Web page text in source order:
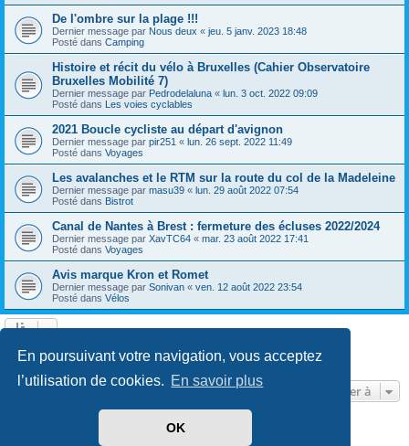
En poursuivant votre navigation, vous acceptez
l’utilisation de cookies. En savoir plus
OK
De l'ombre sur la plage !!!
Dernier message par Nous deux « jeu. 5 janv. 2023 18:48
Posté dans Camping
Histoire et récit du vélo à Bruxelles (Cahier Observatoire
Bruxelles Mobilité 7)
Dernier message par Pedrodelaluna « lun. 3 oct. 2022 09:09
Posté dans Les voies cyclables
2021 Boucle cycliste au départ d'avignon
Dernier message par pir251 « lun. 26 sept. 2022 11:49
Posté dans Voyages
Les avalanches et le RTM sur la route du col de la Madeleine
Dernier message par masu39 « lun. 29 août 2022 07:54
Posté dans Bistrot
Canal de Nantes à Brest : fermeture des écluses 2022/2024
Dernier message par XavTC64 « mar. 23 août 2022 17:41
Posté dans Voyages
Avis marque Kron et Romet
Dernier message par Sonivan « ven. 12 août 2022 23:54
Posté dans Vélos
602 résultats trouvés Page1sur13
1 2 3 4 5 … 13
Aller à
phpBB ® Forum Software © phpBB Limited
phpBB-fr.com